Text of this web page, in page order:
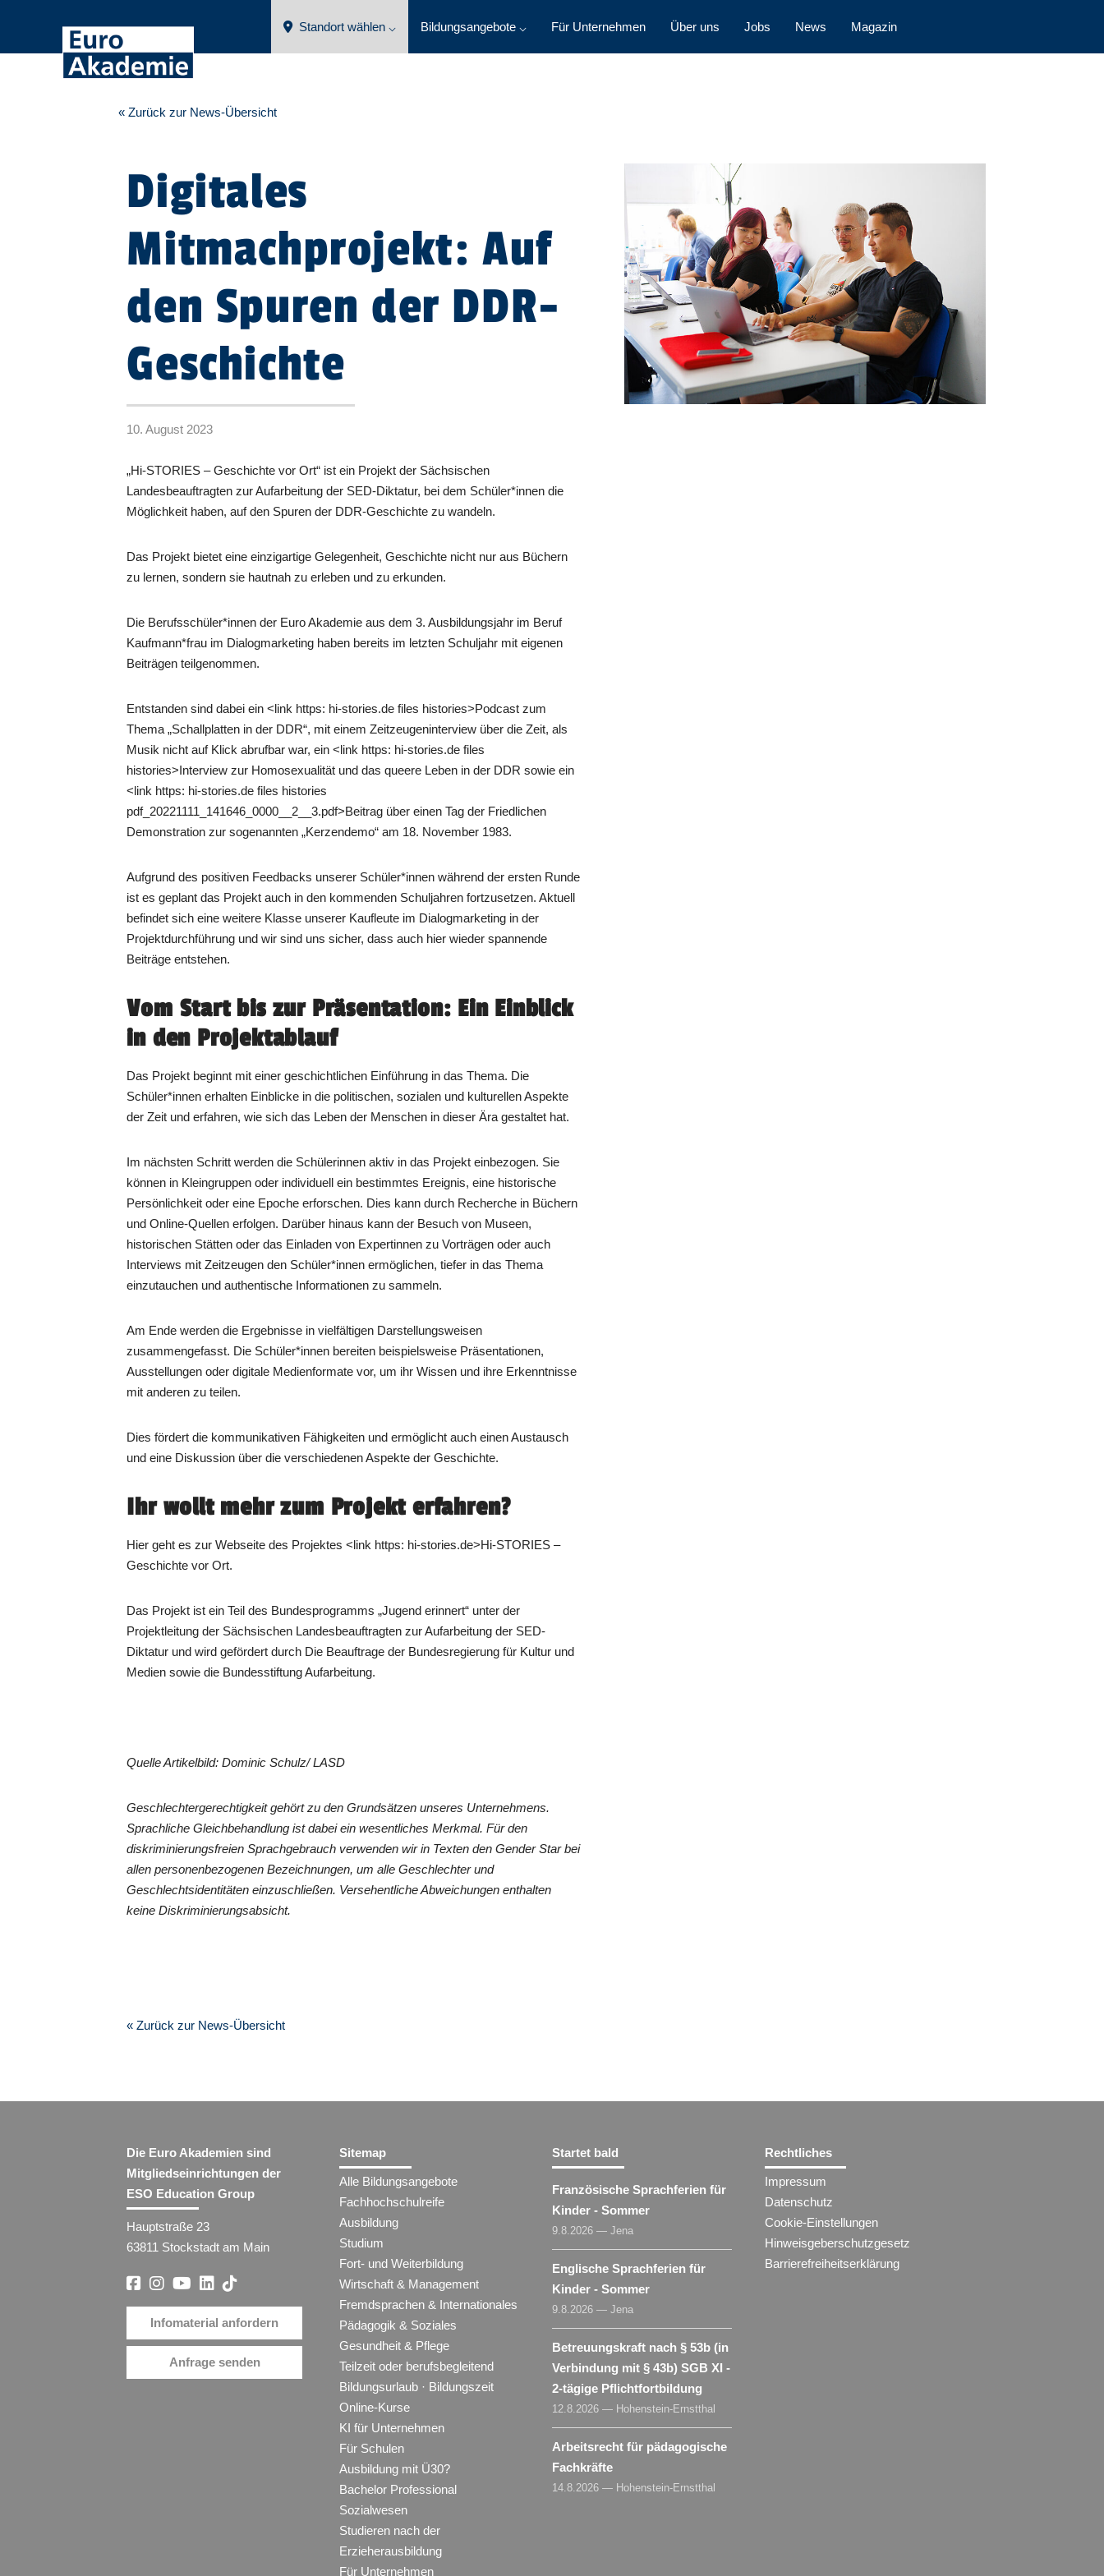
Standort wählen ⌵ Bildungsangebote ⌵ Für Unternehmen Über uns Jobs News Magazin
« Zurück zur News-Übersicht
Digitales
Mitmachprojekt: Auf
den Spuren der DDR-
Geschichte
10. August 2023
„Hi-STORIES – Geschichte vor Ort“ ist ein Projekt der Sächsischen
Landesbeauftragten zur Aufarbeitung der SED-Diktatur, bei dem Schüler*innen die
Möglichkeit haben, auf den Spuren der DDR-Geschichte zu wandeln.
Das Projekt bietet eine einzigartige Gelegenheit, Geschichte nicht nur aus Büchern
zu lernen, sondern sie hautnah zu erleben und zu erkunden.
Die Berufsschüler*innen der Euro Akademie aus dem 3. Ausbildungsjahr im Beruf
Kaufmann*frau im Dialogmarketing haben bereits im letzten Schuljahr mit eigenen
Beiträgen teilgenommen.
Entstanden sind dabei ein <link https: hi-stories.de files histories>Podcast zum
Thema „Schallplatten in der DDR“, mit einem Zeitzeugeninterview über die Zeit, als
Musik nicht auf Klick abrufbar war, ein <link https: hi-stories.de files
histories>Interview zur Homosexualität und das queere Leben in der DDR sowie ein
<link https: hi-stories.de files histories
pdf_20221111_141646_0000__2__3.pdf>Beitrag über einen Tag der Friedlichen
Demonstration zur sogenannten „Kerzendemo“ am 18. November 1983.
Aufgrund des positiven Feedbacks unserer Schüler*innen während der ersten Runde
ist es geplant das Projekt auch in den kommenden Schuljahren fortzusetzen. Aktuell
befindet sich eine weitere Klasse unserer Kaufleute im Dialogmarketing in der
Projektdurchführung und wir sind uns sicher, dass auch hier wieder spannende
Beiträge entstehen.
Vom Start bis zur Präsentation: Ein Einblick
in den Projektablauf
Das Projekt beginnt mit einer geschichtlichen Einführung in das Thema. Die
Schüler*innen erhalten Einblicke in die politischen, sozialen und kulturellen Aspekte
der Zeit und erfahren, wie sich das Leben der Menschen in dieser Ära gestaltet hat.
Im nächsten Schritt werden die Schülerinnen aktiv in das Projekt einbezogen. Sie
können in Kleingruppen oder individuell ein bestimmtes Ereignis, eine historische
Persönlichkeit oder eine Epoche erforschen. Dies kann durch Recherche in Büchern
und Online-Quellen erfolgen. Darüber hinaus kann der Besuch von Museen,
historischen Stätten oder das Einladen von Expertinnen zu Vorträgen oder auch
Interviews mit Zeitzeugen den Schüler*innen ermöglichen, tiefer in das Thema
einzutauchen und authentische Informationen zu sammeln.
Am Ende werden die Ergebnisse in vielfältigen Darstellungsweisen
zusammengefasst. Die Schüler*innen bereiten beispielsweise Präsentationen,
Ausstellungen oder digitale Medienformate vor, um ihr Wissen und ihre Erkenntnisse
mit anderen zu teilen.
Dies fördert die kommunikativen Fähigkeiten und ermöglicht auch einen Austausch
und eine Diskussion über die verschiedenen Aspekte der Geschichte.
Ihr wollt mehr zum Projekt erfahren?
Hier geht es zur Webseite des Projektes <link https: hi-stories.de>Hi-STORIES –
Geschichte vor Ort.
Das Projekt ist ein Teil des Bundesprogramms „Jugend erinnert“ unter der
Projektleitung der Sächsischen Landesbeauftragten zur Aufarbeitung der SED-
Diktatur und wird gefördert durch Die Beauftrage der Bundesregierung für Kultur und
Medien sowie die Bundesstiftung Aufarbeitung.
Quelle Artikelbild: Dominic Schulz/ LASD
Geschlechtergerechtigkeit gehört zu den Grundsätzen unseres Unternehmens.
Sprachliche Gleichbehandlung ist dabei ein wesentliches Merkmal. Für den
diskriminierungsfreien Sprachgebrauch verwenden wir in Texten den Gender Star bei
allen personenbezogenen Bezeichnungen, um alle Geschlechter und
Geschlechtsidentitäten einzuschließen. Versehentliche Abweichungen enthalten
keine Diskriminierungsabsicht.
« Zurück zur News-Übersicht
Die Euro Akademien sind
Mitgliedseinrichtungen der
ESO Education Group
Hauptstraße 23
63811 Stockstadt am Main
Infomaterial anfordern
Anfrage senden
Sitemap
Alle Bildungsangebote
Fachhochschulreife
Ausbildung
Studium
Fort- und Weiterbildung
Wirtschaft & Management
Fremdsprachen & Internationales
Pädagogik & Soziales
Gesundheit & Pflege
Teilzeit oder berufsbegleitend
Bildungsurlaub · Bildungszeit
Online-Kurse
KI für Unternehmen
Für Schulen
Ausbildung mit Ü30?
Bachelor Professional
Sozialwesen
Studieren nach der
Erzieherausbildung
Für Unternehmen
Startet bald
Französische Sprachferien für
Kinder - Sommer
9.8.2026 — Jena
Englische Sprachferien für
Kinder - Sommer
9.8.2026 — Jena
Betreuungskraft nach § 53b (in
Verbindung mit § 43b) SGB XI -
2-tägige Pflichtfortbildung
12.8.2026 — Hohenstein-Ernstthal
Arbeitsrecht für pädagogische
Fachkräfte
14.8.2026 — Hohenstein-Ernstthal
Rechtliches
Impressum
Datenschutz
Cookie-Einstellungen
Hinweisgeberschutzgesetz
Barrierefreiheitserklärung